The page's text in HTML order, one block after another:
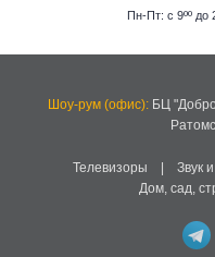
Пн-Пт: с 9ºº до
Шоу-рум (офис):БЦ
Телевизоры Звук
Дом, сад,